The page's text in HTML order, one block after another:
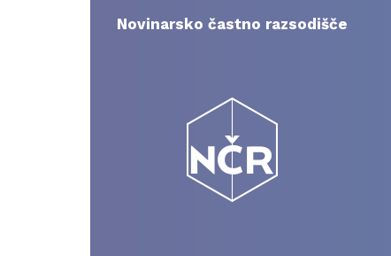
contentNovinarsko častno razsodišče